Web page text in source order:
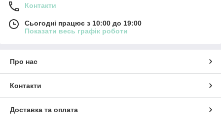
Контакти
Сьогодні працює з 10:00 до 19:00
Показати весь графік роботи
Про нас
Контакти
Доставка та оплата